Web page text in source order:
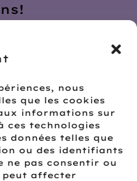
nous
que les cookies
informations sur
ces technologies
données telles que
ou des identifiants
ne pas consentir ou
peut affecter